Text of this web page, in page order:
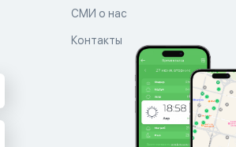
СМИ о нас
Контакты